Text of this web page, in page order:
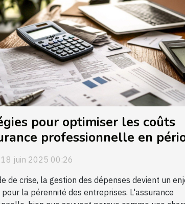
pour optimiser les coûts
professionnelle en
18 juin 2025 00:26
de crise, la gestion des dépenses devient un
la pérennité des entreprises. L'assurance